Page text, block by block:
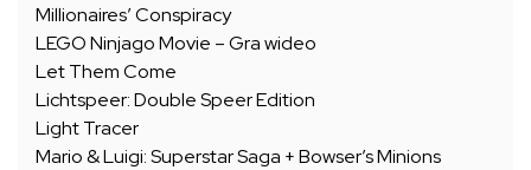
Millionaires’ Conspiracy
LEGO Ninjago Movie – Gra wideo
Let Them Come
Lichtspeer: Double Speer Edition
Light Tracer
Mario & Luigi: Superstar Saga + Bowser’s Minions